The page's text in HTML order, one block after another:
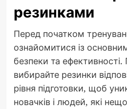
резинками
Перед початком
ознайомитися із
безпеки та
вибирайте резинки
рівня підготовки, щоб
новачків і людей, які